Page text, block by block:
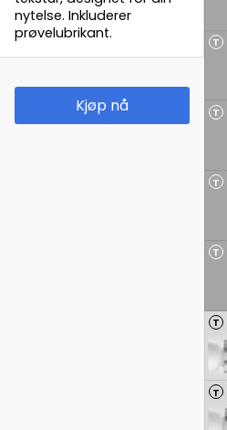
T
T
T
T
T
T
nytelse. Inkluderer
prøvelubrikant.
Kjøp nå